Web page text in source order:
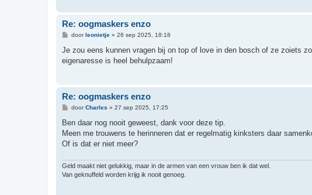
Re: oogmaskers enzo
B
r
c
doorleonietje» 26 sep 2025, 18:18
Je zou eens kunnen vragen bij on top of love in den bosch of ze zoiets
eigenaresse is heel behulpzaam!
Re: oogmaskers enzo
B
r
c
h
doorCharles » 27 sep 2025, 17:25
Ben daar nog nooit geweest, dank voor deze tip.
Meen me trouwens te herinneren dat er regelmatig kinksters daar
Of is dat er niet meer?
Geld maakt niet gelukkig, maar in de armen van een vrouw ben ik dat wel.
Van geknuffeld worden krijg ik nooit genoeg.